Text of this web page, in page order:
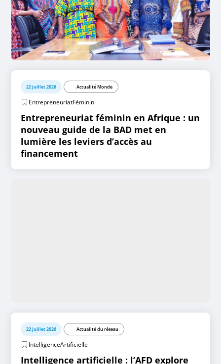
22 juillet 2026 Actualité Monde
EntrepreneuriatFéminin
Entrepreneuriat féminin en Afrique : un
nouveau guide de la BAD met en
lumière les leviers d’accès au
financement
22 juillet 2026 Actualité du réseau
IntelligenceArtificielle
Intelligence artificielle : l’AFD explore